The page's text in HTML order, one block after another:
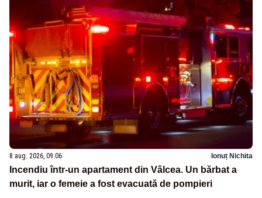
8 aug. 2026, 09:06 Ionuț Nichita
Incendiu într-un apartament din Vâlcea. Un bărbat a
murit, iar o femeie a fost evacuată de pompieri